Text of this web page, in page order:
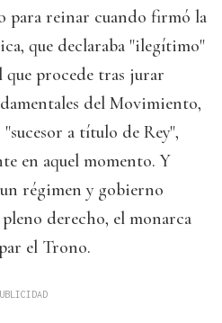
para reinar cuando firmó la
que declaraba "ilegítimo"
procede tras jurar
del Movimiento,
a título de Rey",
en aquel momento. Y
régimen y gobierno
derecho, el monarca
el Trono.